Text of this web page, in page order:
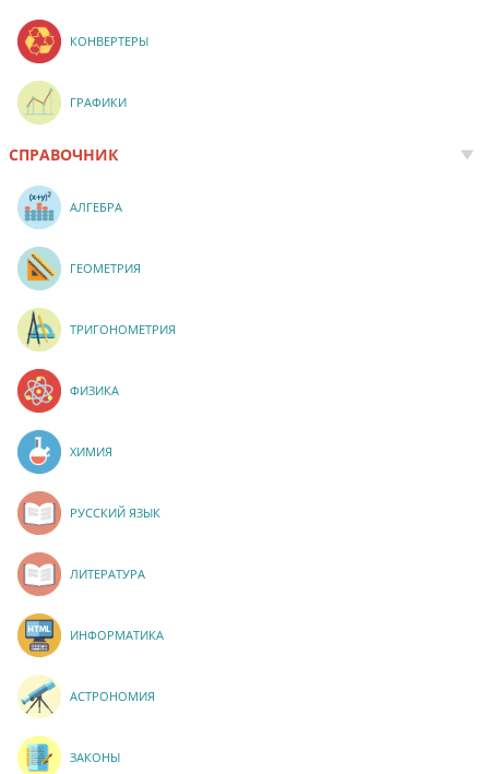
КОНВЕРТЕРЫ
ГРАФИКИ
СПРАВОЧНИК
АЛГЕБРА
ГЕОМЕТРИЯ
ТРИГОНОМЕТРИЯ
ФИЗИКА
ХИМИЯ
РУССКИЙ ЯЗЫК
ЛИТЕРАТУРА
ИНФОРМАТИКА
АСТРОНОМИЯ
ЗАКОНЫ